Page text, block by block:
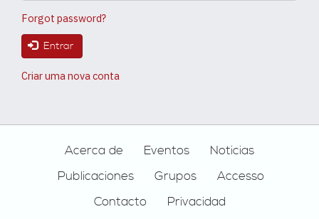
Forgot password?
Entrar
Criar uma nova conta
Acerca de Eventos
Noticias
Publicaciones
Grupos
Accesso
Contacto
Privacidad